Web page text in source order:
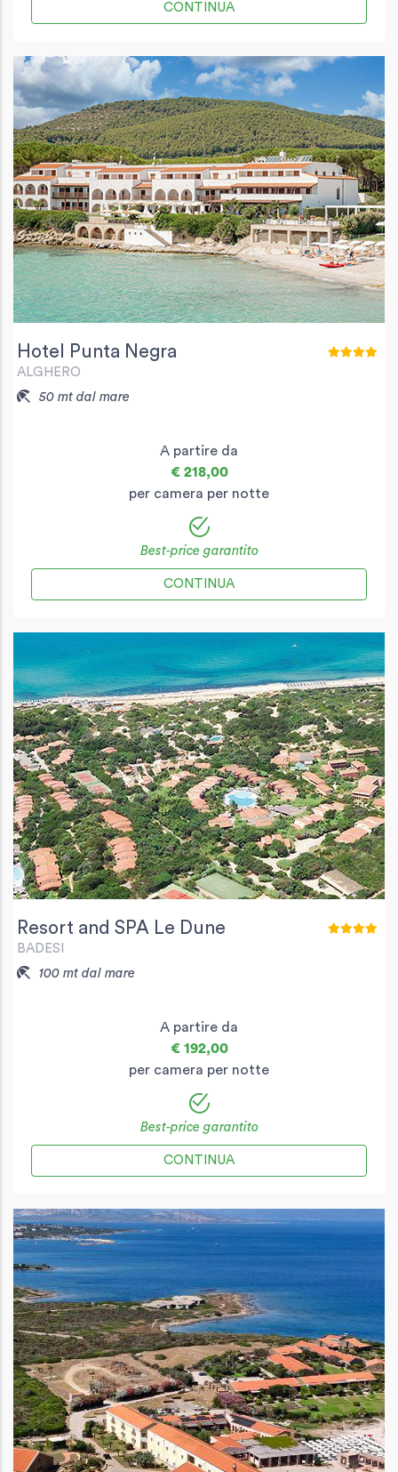
CONTINUA
Hotel Punta Negra
ALGHERO
50 mt dal mare
A partire da
€ 218,00
per camera per notte
Best-price garantito
CONTINUA
Resort and SPA Le Dune
BADESI
100 mt dal mare
A partire da
€ 192,00
per camera per notte
Best-price garantito
CONTINUA